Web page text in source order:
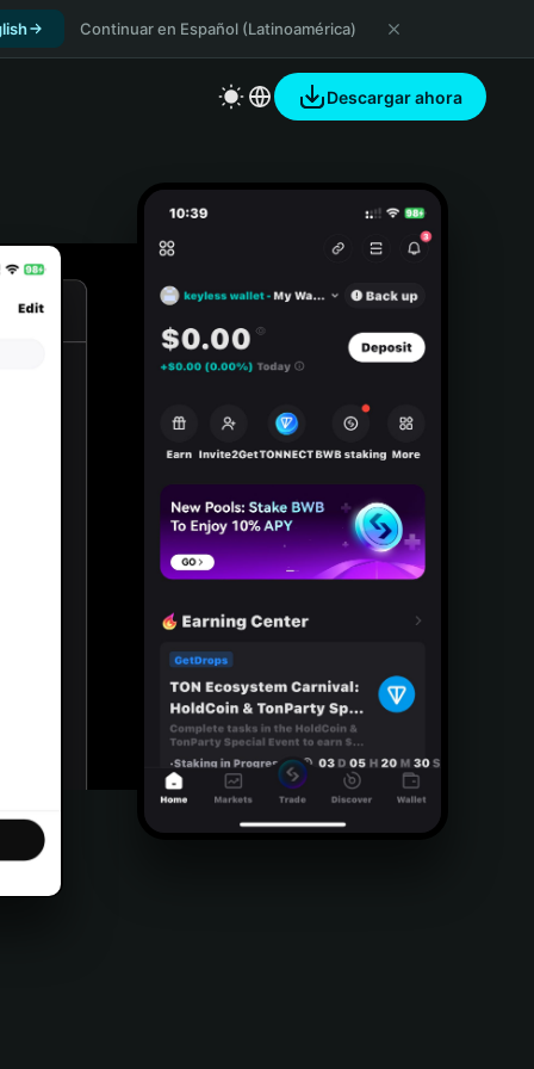
Continuar en Español (Latinoamérica)
Descargar ahora